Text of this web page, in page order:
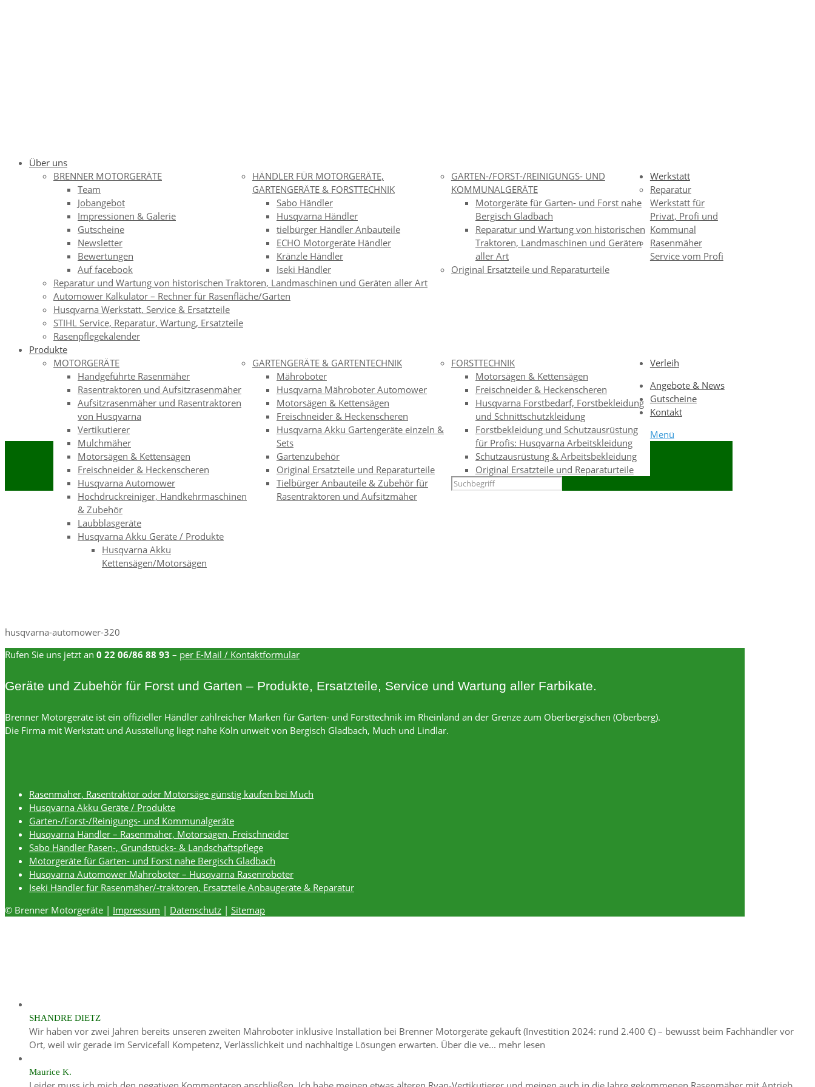
Über uns
BRENNER MOTORGERÄTE
Team
Jobangebot
Impressionen & Galerie
Gutscheine
Newsletter
Bewertungen
Auf facebook
HÄNDLER FÜR MOTORGERÄTE,
GARTENGERÄTE & FORSTTECHNIK
Sabo Händler
Husqvarna Händler
tielbürger Händler Anbauteile
ECHO Motorgeräte Händler
Kränzle Händler
Iseki Händler
GARTEN-/FORST-/REINIGUNGS- UND
KOMMUNALGERÄTE
Motorgeräte für Garten- und Forst nahe
Bergisch Gladbach
Reparatur und Wartung von historischen
Traktoren, Landmaschinen und Geräten
aller Art
Werkstatt
Reparatur
Werkstatt für
Privat, Profi und
Kommunal
Rasenmäher
Service vom Profi
Original Ersatzteile und Reparaturteile
Reparatur und Wartung von historischen Traktoren, Landmaschinen und Geräten aller Art
Automower Kalkulator – Rechner für Rasenfläche/Garten
Husqvarna Werkstatt, Service & Ersatzteile
STIHL Service, Reparatur, Wartung, Ersatzteile
Rasenpflegekalender
Produkte
MOTORGERÄTE
Handgeführte Rasenmäher
Rasentraktoren und Aufsitzrasenmäher
Aufsitzrasenmäher und Rasentraktoren
von Husqvarna
Vertikutierer
Mulchmäher
Motorsägen & Kettensägen
Freischneider & Heckenscheren
Husqvarna Automower
Hochdruckreiniger, Handkehrmaschinen
& Zubehör
Laubblasgeräte
Husqvarna Akku Geräte / Produkte
Husqvarna Akku
Kettensägen/Motorsägen
GARTENGERÄTE & GARTENTECHNIK
Mähroboter
Husqvarna Mähroboter Automower
Motorsägen & Kettensägen
Freischneider & Heckenscheren
Husqvarna Akku Gartengeräte einzeln &
Sets
Gartenzubehör
Original Ersatzteile und Reparaturteile
Tielbürger Anbauteile & Zubehör für
Rasentraktoren und Aufsitzmäher
FORSTTECHNIK
Motorsägen & Kettensägen
Freischneider & Heckenscheren
Husqvarna Forstbedarf, Forstbekleidung
und Schnittschutzkleidung
Forstbekleidung und Schutzausrüstung
für Profis: Husqvarna Arbeitskleidung
Schutzausrüstung & Arbeitsbekleidung
Original Ersatzteile und Reparaturteile
Verleih
Angebote & News
Gutscheine
Kontakt
Menü
husqvarna-automower-320
Rufen Sie uns jetzt an 0 22 06/86 88 93 – per E-Mail / Kontaktformular
Geräte und Zubehör für Forst und Garten – Produkte, Ersatzteile, Service und Wartung aller Farbikate.
Brenner Motorgeräte ist ein offizieller Händler zahlreicher Marken für Garten- und Forsttechnik im Rheinland an der Grenze zum Oberbergischen (Oberberg).
Die Firma mit Werkstatt und Ausstellung liegt nahe Köln unweit von Bergisch Gladbach, Much und Lindlar.
Rasenmäher, Rasentraktor oder Motorsäge günstig kaufen bei Much
Husqvarna Akku Geräte / Produkte
Garten-/Forst-/Reinigungs- und Kommunalgeräte
Husqvarna Händler – Rasenmäher, Motorsägen, Freischneider
Sabo Händler Rasen-, Grundstücks- & Landschaftspflege
Motorgeräte für Garten- und Forst nahe Bergisch Gladbach
Husqvarna Automower Mähroboter – Husqvarna Rasenroboter
Iseki Händler für Rasenmäher/-traktoren, Ersatzteile Anbaugeräte & Reparatur
© Brenner Motorgeräte | Impressum | Datenschutz | Sitemap
SHANDRE DIETZ
Wir haben vor zwei Jahren bereits unseren zweiten Mähroboter inklusive Installation bei Brenner Motorgeräte gekauft (Investition 2024: rund 2.400 €) – bewusst beim Fachhändler vor
Ort, weil wir gerade im Servicefall Kompetenz, Verlässlichkeit und nachhaltige Lösungen erwarten. Über die ve... mehr lesen
Maurice K.